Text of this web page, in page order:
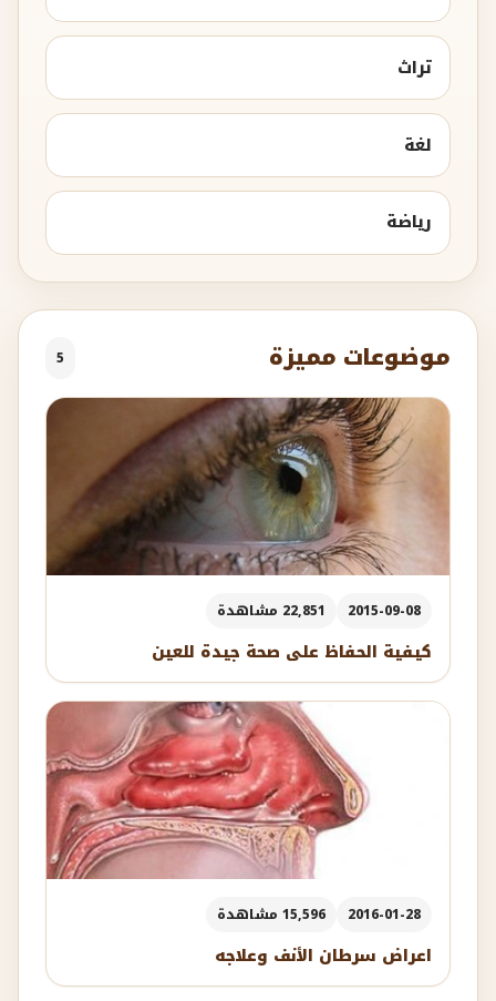
تراث
لغة
رياضة
موضوعات مميزة 5
2015-09-08 22,851 مشاهدة
كيفية الحفاظ على صحة جيدة للعين
2016-01-28 15,596 مشاهدة
اعراض سرطان الأنف وعلاجه